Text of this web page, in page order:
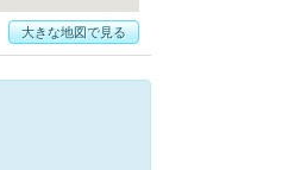
大きな地図で見る